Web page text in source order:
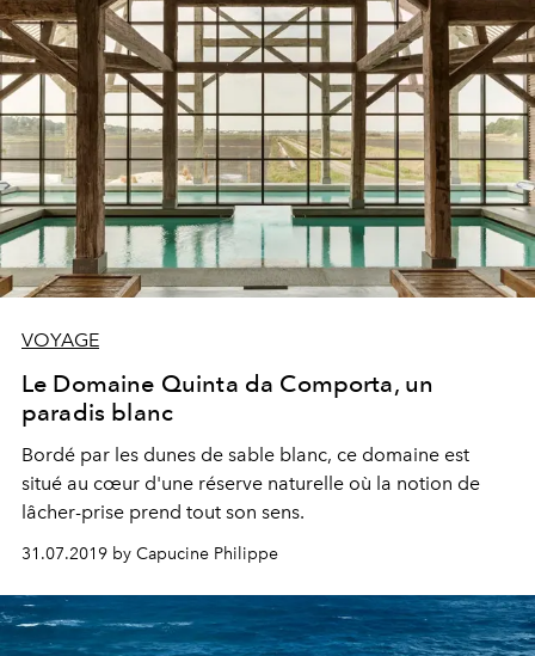
VOYAGE
Le Domaine Quinta da Comporta, un
paradis blanc
Bordé par les dunes de sable blanc, ce domaine est
situé au cœur d'une réserve naturelle où la notion de
lâcher-prise prend tout son sens.
31.07.2019 by Capucine Philippe